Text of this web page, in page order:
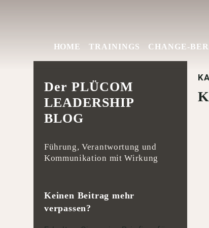
HOME TRAININGS CHANGE-
Der PLÜCOM
LEADERSHIP
BLOG
Führung, Verantwortung und
Kommunikation mit Wirkung
Keinen Beitrag mehr
verpassen?